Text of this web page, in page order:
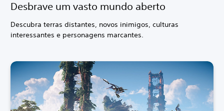
Desbrave um vasto mundo aberto
Descubra terras distantes, novos inimigos, culturas
interessantes e personagens marcantes.